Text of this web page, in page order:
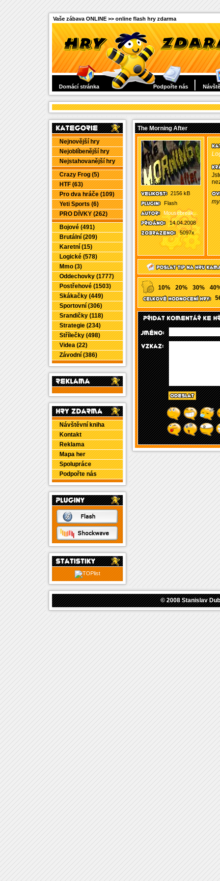
Vaše zábava ONLINE >> online flash hry zdarma
Domácí stránka Podpořte nás
Nejnovější hry
Nejoblíbenější hry
Nejstahovanější hry
Crazy Frog (5)
HTF (63)
Pro dva hráče (109)
Yeti Sports (6)
PRO DÍVKY (262)
Bojové (491)
Brutální (209)
Karetní (15)
Logické (578)
Mmo (3)
Oddechovky (1777)
Postřehové (1503)
Skákačky (449)
Sportovní (306)
Srandičky (118)
Strategie (234)
Střílečky (498)
Videa (22)
Závodní (386)
Návštěvní kniha
Kontakt
Reklama
Mapa her
Spolupráce
Podpořte nás
The Morning After
2156 kB
Flash
Mousebreak...
14.04.2008
5097x
10% 20% 30%
© 2008Stanislav